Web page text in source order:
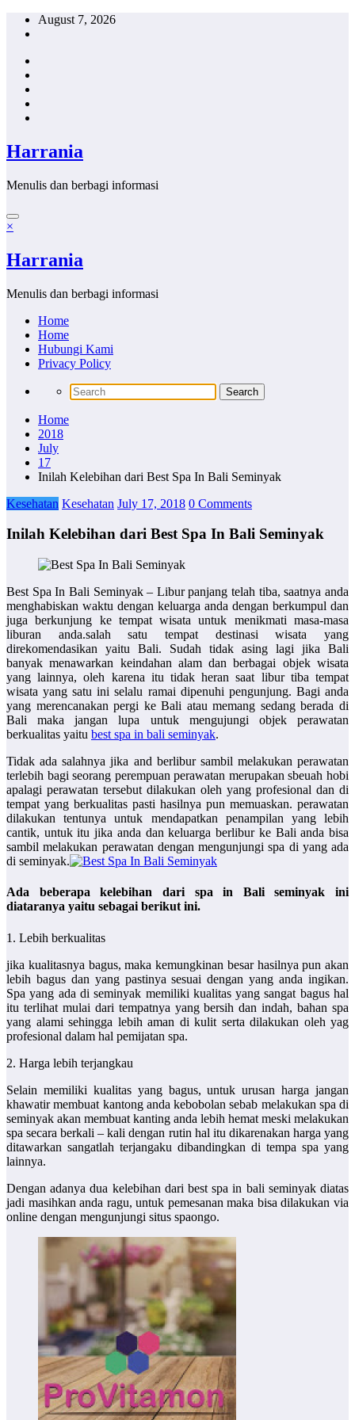
Skip
August 7, 2026
Harrania
Menulis dan berbagi informasi
×
Harrania
Menulis dan berbagi informasi
Home
Home
Hubungi Kami
Privacy Policy
Home
2018
July
17
Inilah Kelebihan dari Best Spa In Bali Seminyak
Kesehatan Kesehatan July 17, 2018 0 Comments
Inilah Kelebihan dari Best Spa In Bali Seminyak
Best Spa In Bali Seminyak – Libur panjang telah tiba, saatnya anda
menghabiskan waktu dengan keluarga anda dengan berkumpul dan
juga berkunjung ke tempat wisata untuk menikmati masa-masa
liburan anda.salah satu tempat destinasi wisata yang
direkomendasikan yaitu Bali. Sudah tidak asing lagi jika Bali
banyak menawarkan keindahan alam dan berbagai objek wisata
yang lainnya, oleh karena itu tidak heran saat libur tiba tempat
wisata yang satu ini selalu ramai dipenuhi pengunjung. Bagi anda
yang merencanakan pergi ke Bali atau memang sedang berada di
Bali maka jangan lupa untuk mengujungi objek perawatan
berkualitas yaitu best spa in bali seminyak.
Tidak ada salahnya jika and berlibur sambil melakukan perawatan
terlebih bagi seorang perempuan perawatan merupakan sbeuah hobi
apalagi perawatan tersebut dilakukan oleh yang profesional dan di
tempat yang berkualitas pasti hasilnya pun memuaskan. perawatan
dilakukan tentunya untuk mendapatkan penampilan yang lebih
cantik, untuk itu jika anda dan keluarga berlibur ke Bali anda bisa
sambil melakukan perawatan dengan mengunjungi spa di yang ada
di seminyak.
Ada beberapa kelebihan dari spa in Bali seminyak ini
diataranya yaitu sebagai berikut ini.
1. Lebih berkualitas
jika kualitasnya bagus, maka kemungkinan besar hasilnya pun akan
lebih bagus dan yang pastinya sesuai dengan yang anda ingikan.
Spa yang ada di seminyak memiliki kualitas yang sangat bagus hal
itu terlihat mulai dari tempatnya yang bersih dan indah, bahan spa
yang alami sehingga lebih aman di kulit serta dilakukan oleh yag
profesional dalam hal pemijatan spa.
2. Harga lebih terjangkau
Selain memiliki kualitas yang bagus, untuk urusan harga jangan
khawatir membuat kantong anda kebobolan sebab melakukan spa di
seminyak akan membuat kanting anda lebih hemat meski melakukan
spa secara berkali – kali dengan rutin hal itu dikarenakan harga yang
ditawarkan sangatlah terjangaku dibandingkan di tempa spa yang
lainnya.
Dengan adanya dua kelebihan dari best spa in bali seminyak diatas
jadi masihkan anda ragu, untuk pemesanan maka bisa dilakukan via
online dengan mengunjungi situs spaongo.